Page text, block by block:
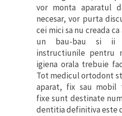
vor monta aparatul
necesar, vor purta
cei mici sa nu creada
un bau-bau si ii
instructiunile pentru
igiena orala trebuie
Tot medicul ortodont
aparat, fix sau mobil
fixe sunt destinate
dentitia definitiva este